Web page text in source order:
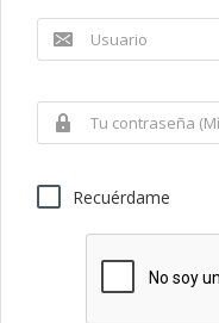
Recuérdame